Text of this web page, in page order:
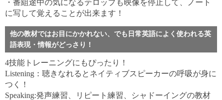
・番組途中の気になるテロップも映像を停止して、ノート
に写して覚えることが出来ます！
他の教材ではお目にかかれない、でも日常英語によく使われる英
語表現・情報がどっさり！
4技能トレーニングにもぴったり！
Listening：聴きなれるとネイティブスピーカーの呼吸が身に
つく！
Speaking:発声練習、リピート練習、シャドーイングの教材